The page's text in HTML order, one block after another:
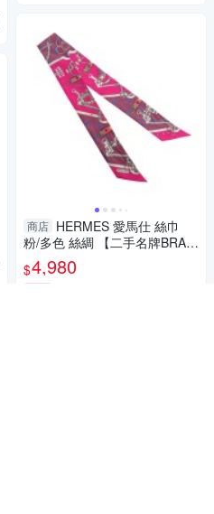
商店 HERMES 愛馬仕 絲巾
粉/多色 絲綢 【二手名牌BRAN
D OFF】
$4,980